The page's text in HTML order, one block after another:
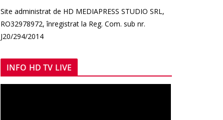
Site administrat de HD MEDIAPRESS STUDIO SRL,
RO32978972, înregistrat la Reg. Com. sub nr.
J20/294/2014
INFO HD TV LIVE